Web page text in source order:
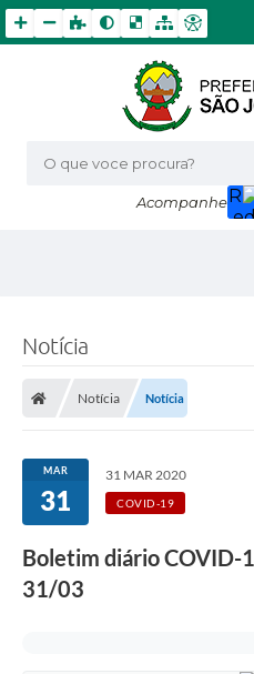
O que voce procura?
Acompanhe
Notícia
Notícia Notícia
MAR
31
31 MAR 2020
COVID-19
Boletim diário COVID-
31/03